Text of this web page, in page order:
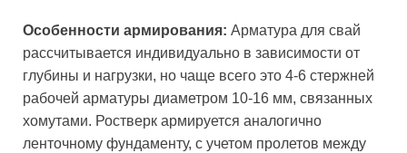
Особенности армирования: Арматура для свай
рассчитывается индивидуально в зависимости от
глубины и нагрузки, но чаще всего это 4-6 стержней
рабочей арматуры диаметром 10-16 мм, связанных
хомутами. Ростверк армируется аналогично
ленточному фундаменту, с учетом пролетов между